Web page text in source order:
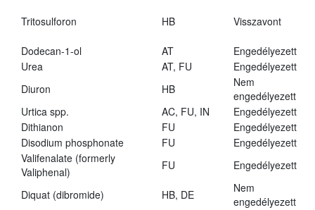
Tritosulforon HB Visszavont
Dodecan-1-ol AT
Engedélyezett
Urea
AT, FU
Engedélyezett
Diuron
HB
Nem
engedélyezett
Urtica spp.
AC, FU, IN
Engedélyezett
Dithianon
FU
Engedélyezett
Disodium phosphonate
FU
Engedélyezett
Valifenalate (formerly
Valiphenal)
FU Engedélyezett
Diquat (dibromide) HB, DE
Nem
engedélyezett